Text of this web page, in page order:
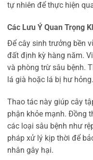
tự nhiên để thực hiện
Các Lưu Ý Quan Trọng
Để cây sinh trưởng bền
đất định kỳ hàng năm.
và phòng trừ sâu bệnh.
lá già hoặc lá bị hư hỏng.
Thao tác này giúp cây
phận khỏe mạnh. Đồng
các loại sâu bệnh như
pháp xử lý kịp thời để
nhân gây hại.